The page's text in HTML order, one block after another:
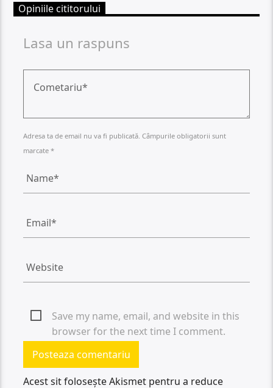
Opiniile cititorului
Lasa un raspuns
Adresa ta de email nu va fi publicată. Câmpurile obligatorii sunt
marcate *
Save my name, email, and website in this
browser for the next time I comment.
Acest sit folosește Akismet pentru a reduce